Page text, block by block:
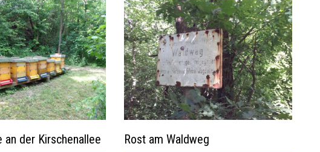
an der Kirschenallee Rost am Waldweg